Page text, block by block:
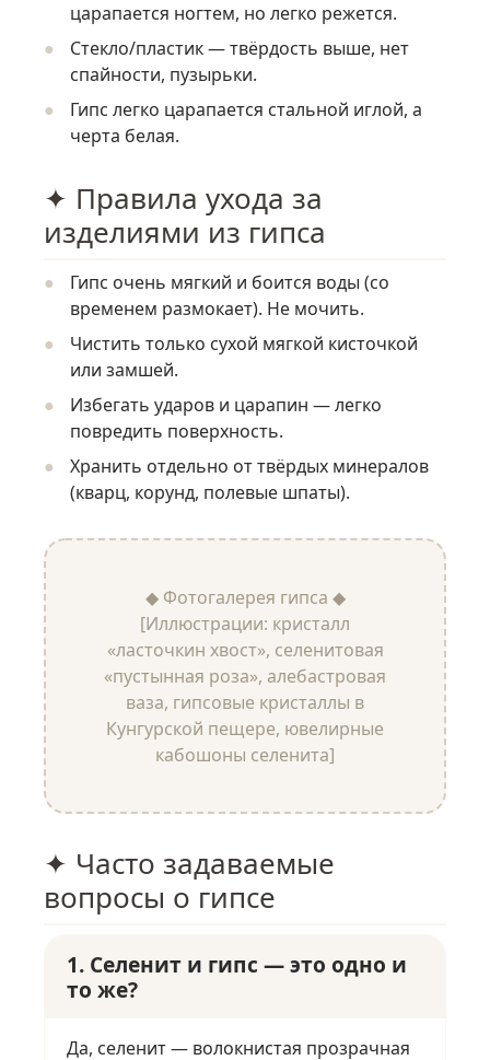
царапается ногтем, но легко режется.
Стекло/пластик — твёрдость выше, нет
спайности, пузырьки.
Гипс легко царапается стальной иглой, а
черта белая.
✦ Правила ухода за
изделиями из гипса
Гипс очень мягкий и боится воды (со
временем размокает). Не мочить.
Чистить только сухой мягкой кисточкой
или замшей.
Избегать ударов и царапин — легко
повредить поверхность.
Хранить отдельно от твёрдых минералов
(кварц, корунд, полевые шпаты).
◆ Фотогалерея гипса ◆
[Иллюстрации: кристалл
«ласточкин хвост», селенитовая
«пустынная роза», алебастровая
ваза, гипсовые кристаллы в
Кунгурской пещере, ювелирные
кабошоны селенита]
✦ Часто задаваемые
вопросы о гипсе
1. Селенит и гипс — это одно и
то же?
Да, селенит — волокнистая прозрачная